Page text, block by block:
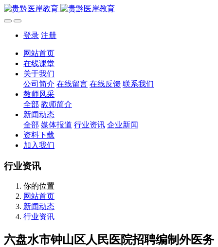
登录 注册
网站首页
在线课堂
关于我们
公司简介 在线留言 在线反馈 联系我们
教师风采
全部 教师简介
新闻动态
全部 媒体报道 行业资讯 企业新闻
资料下载
加入我们
行业资讯
你的位置
网站首页
新闻动态
行业资讯
六盘水市钟山区人民医院招聘编制外医务